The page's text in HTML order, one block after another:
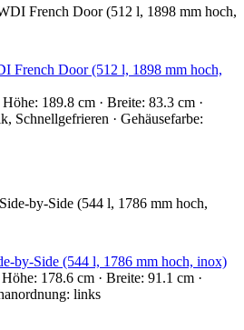
French Door (512 l, 1898 mm hoch,
189.8 cm · Breite: 83.3 cm ·
Schnellgefrieren · Gehäusefarbe:
by-Side (544 l, 1786 mm hoch, inox)
178.6 cm · Breite: 91.1 cm ·
links